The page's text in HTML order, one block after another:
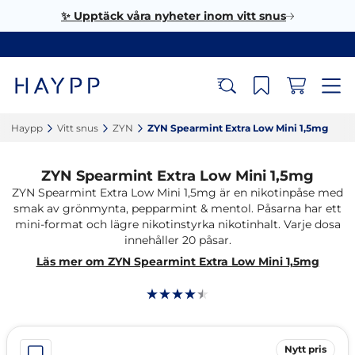
✨ Upptäck våra nyheter inom vitt snus
Haypp‎ Vitt snus‎ ZYN‎ ZYN Spearmint Extra Low Mini 1,5mg‎
Nytt pris
ZYN Spearmint Extra Low Mini 1,5mg
ZYN Spearmint Extra Low Mini 1,5mg är en nikotinpåse med
smak av grönmynta, pepparmint & mentol. Påsarna har ett
mini-format och lägre nikotinstyrka nikotinhalt. Varje dosa
innehåller 20 påsar.
Läs mer om ZYN Spearmint Extra Low Mini 1,5mg